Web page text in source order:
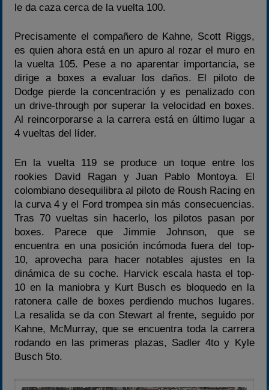
le da caza cerca de la vuelta 100.
Precisamente el compañero de Kahne, Scott Riggs,
es quien ahora está en un apuro al rozar el muro en
la vuelta 105. Pese a no aparentar importancia, se
dirige a boxes a evaluar los daños. El piloto de
Dodge pierde la concentración y es penalizado con
un drive-through por superar la velocidad en boxes.
Al reincorporarse a la carrera está en último lugar a
4 vueltas del líder.
En la vuelta 119 se produce un toque entre los
rookies David Ragan y Juan Pablo Montoya. El
colombiano desequilibra al piloto de Roush Racing en
la curva 4 y el Ford trompea sin más consecuencias.
Tras 70 vueltas sin hacerlo, los pilotos pasan por
boxes. Parece que Jimmie Johnson, que se
encuentra en una posición incómoda fuera del top-
10, aprovecha para hacer notables ajustes en la
dinámica de su coche. Harvick escala hasta el top-
10 en la maniobra y Kurt Busch es bloquedo en la
ratonera calle de boxes perdiendo muchos lugares.
La resalida se da con Stewart al frente, seguido por
Kahne, McMurray, que se encuentra toda la carrera
rodando en las primeras plazas, Sadler 4to y Kyle
Busch 5to.